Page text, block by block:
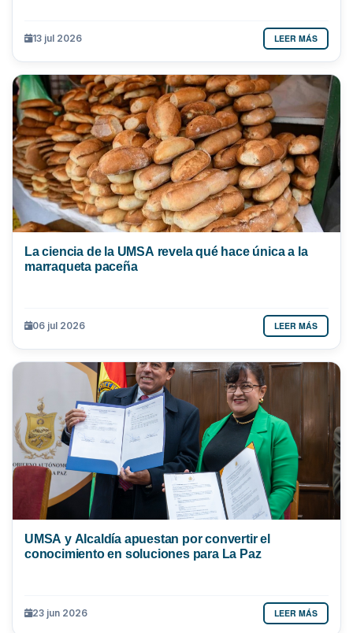
13 jul 2026 LEER MÁS
La ciencia de la UMSA revela qué hace única a la
marraqueta paceña
06 jul 2026 LEER MÁS
UMSA y Alcaldía apuestan por convertir el
conocimiento en soluciones para La Paz
23 jun 2026 LEER MÁS